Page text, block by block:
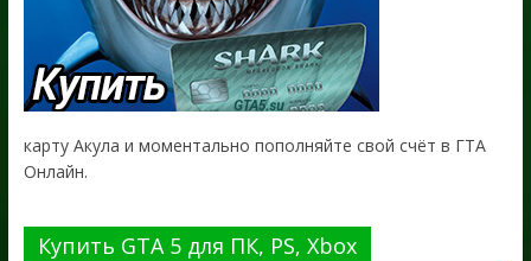
карту Акула и моментально пополняйте свой счёт в ГТА
Онлайн.
Купить GTA 5 для ПК, PS, Xbox